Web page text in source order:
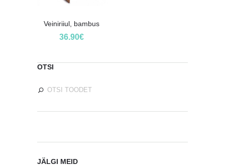
Veiniriiul, bambus
36.90€
OTSI
JÄLGI MEID